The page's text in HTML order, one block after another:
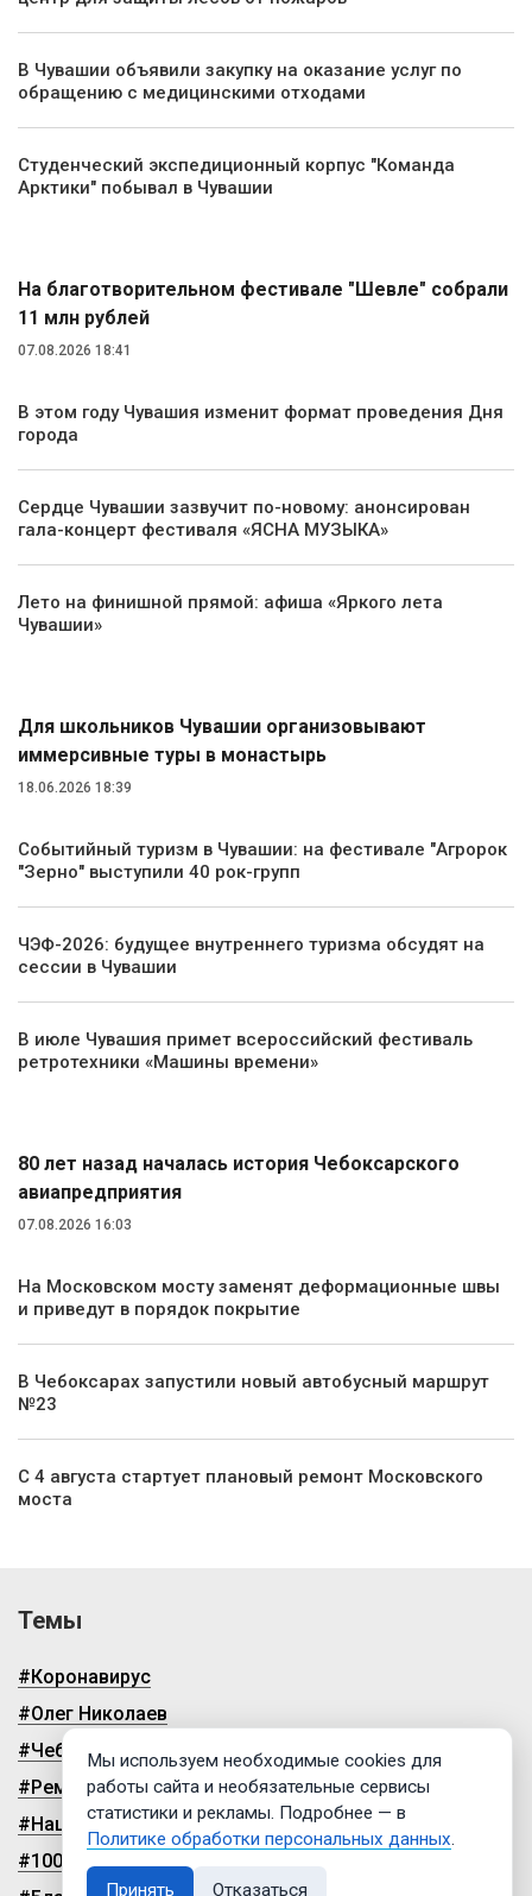
В Чувашии объявили закупку на оказание услуг по
обращению с медицинскими отходами
Студенческий экспедиционный корпус "Команда
Арктики" побывал в Чувашии
На благотворительном фестивале "Шевле" собрали
11 млн рублей
07.08.2026 18:41
В этом году Чувашия изменит формат проведения Дня
города
Сердце Чувашии зазвучит по-новому: анонсирован
гала-концерт фестиваля «ЯСНА МУЗЫКА»
Лето на финишной прямой: афиша «Яркого лета
Чувашии»
Для школьников Чувашии организовывают
иммерсивные туры в монастырь
18.06.2026 18:39
Событийный туризм в Чувашии: на фестивале "Агророк
"Зерно" выступили 40 рок-групп
ЧЭФ-2026: будущее внутреннего туризма обсудят на
сессии в Чувашии
В июле Чувашия примет всероссийский фестиваль
ретротехники «Машины времени»
80 лет назад началась история Чебоксарского
авиапредприятия
07.08.2026 16:03
На Московском мосту заменят деформационные швы
и приведут в порядок покрытие
В Чебоксарах запустили новый автобусный маршрут
№23
С 4 августа стартует плановый ремонт Московского
моста
Темы
#Коронавирус
#Олег Николаев
#Чебоксары
#Ремонт дорог
#Нацпроекты
#100-летие чувашской автономии
Мы используем необходимые cookies для
работы сайта и необязательные сервисы
статистики и рекламы. Подробнее — в
Политике обработки персональных данных.
Принять Отказаться